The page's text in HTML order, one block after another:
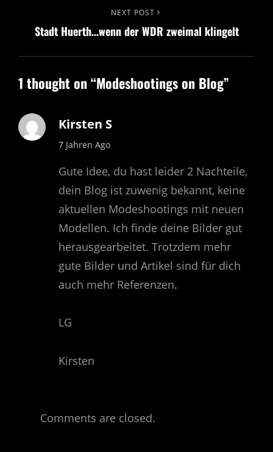
Post
NEXT POST
Stadt Huerth…wenn der WDR zweimal klingelt
1 thought on “Modeshootings on Blog”
Kirsten S
says:
7 Jahren Ago
Gute Idee, du hast leider 2 Nachteile,
dein Blog ist zuwenig bekannt, keine
aktuellen Modeshootings mit neuen
Modellen. Ich finde deine Bilder gut
herausgearbeitet. Trotzdem mehr
gute Bilder und Artikel sind für dich
auch mehr Referenzen.
LG
Kirsten
Comments are closed.